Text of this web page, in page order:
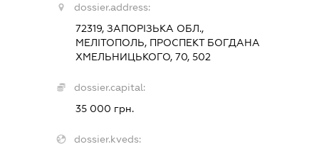
dossier.address:
72319, ЗАПОРІЗЬКА ОБЛ.,
МЕЛІТОПОЛЬ, ПРОСПЕКТ БОГДАНА
ХМЕЛЬНИЦЬКОГО, 70, 502
dossier.capital:
35 000 грн.
dossier.kveds: